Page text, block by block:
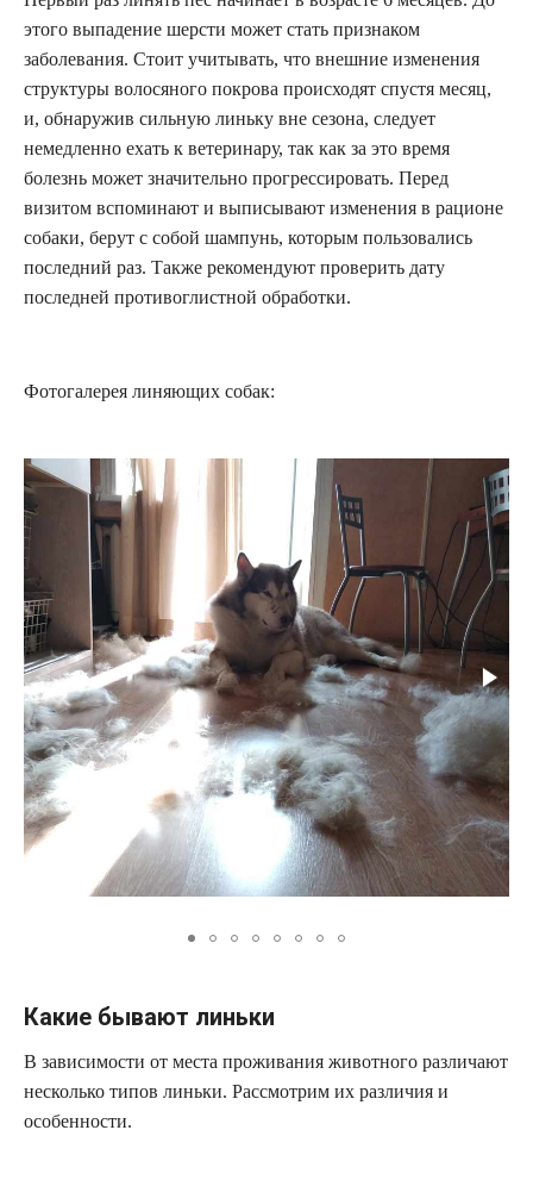
этого выпадение шерсти может стать признаком
заболевания. Стоит учитывать, что внешние изменения
структуры волосяного покрова происходят спустя месяц,
и, обнаружив сильную линьку вне сезона, следует
немедленно ехать к ветеринару, так как за это время
болезнь может значительно прогрессировать. Перед
визитом вспоминают и выписывают изменения в рационе
собаки, берут с собой шампунь, которым пользовались
последний раз. Также рекомендуют проверить дату
последней противоглистной обработки.
Фотогалерея линяющих собак:
Какие бывают линьки
В зависимости от места проживания животного различают
несколько типов линьки. Рассмотрим их различия и
особенности.